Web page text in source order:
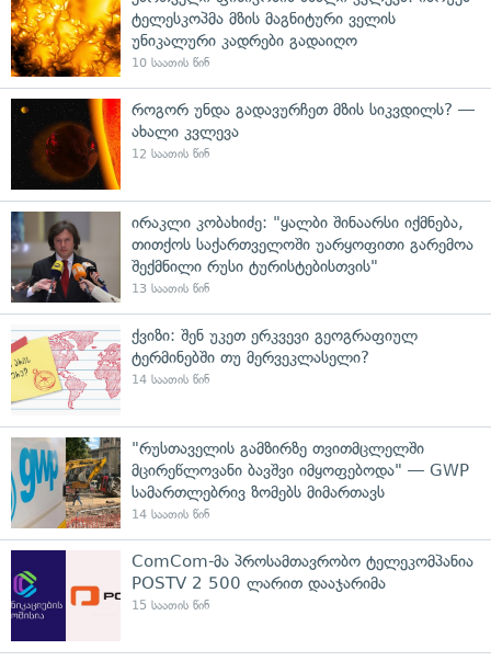
ტელესკოპმა მზის მაგნიტური ველის
უნიკალური კადრები გადაიღო
10 საათის წინ
როგორ უნდა გადავურჩეთ მზის სიკვდილს? —
ახალი კვლევა
12 საათის წინ
ირაკლი კობახიძე: "ყალბი შინაარსი იქმნება,
თითქოს საქართველოში უარყოფითი გარემოა
შექმნილი რუსი ტურისტებისთვის"
13 საათის წინ
ქვიზი: შენ უკეთ ერკვევი გეოგრაფიულ
ტერმინებში თუ მერვეკლასელი?
14 საათის წინ
"რუსთაველის გამზირზე თვითმცლელში
მცირეწლოვანი ბავშვი იმყოფებოდა" — GWP
სამართლებრივ ზომებს მიმართავს
14 საათის წინ
ComCom-მა პროსამთავრობო ტელეკომპანია
POSTV 2 500 ლარით დააჯარიმა
15 საათის წინ